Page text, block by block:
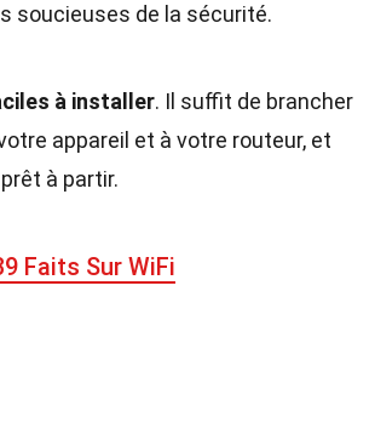
soucieuses de la sécurité.
à installer. Il suffit de brancher
appareil et à votre routeur, et
à partir.
Faits Sur WiFi